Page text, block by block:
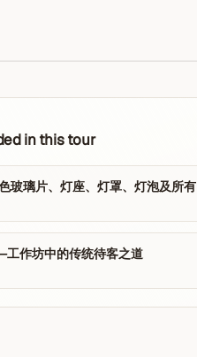
in this tour
玻璃片、灯座、灯罩、灯泡及所有
作坊中的传统待客之道